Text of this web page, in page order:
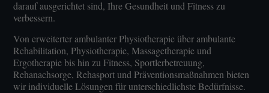
darauf ausgerichtet sind, Ihre Gesundheit und Fitness zu
verbessern.
Von erweiterter ambulanter Physiotherapie über ambulante
Rehabilitation, Physiotherapie, Massagetherapie und
Ergotherapie bis hin zu Fitness, Sportlerbetreuung,
Rehanachsorge, Rehasport und Präventionsmaßnahmen bieten
wir individuelle Lösungen für unterschiedlichste Bedürfnisse.